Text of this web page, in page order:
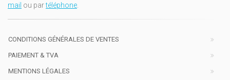
mail ou partéléphone
CONDITIONS GÉNÉRALES DE VENTES
PAIEMENT & TVA
MENTIONS LÉGALES